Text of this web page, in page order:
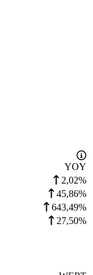
YOY
2,02%
45,86%
643,49%
27,50%